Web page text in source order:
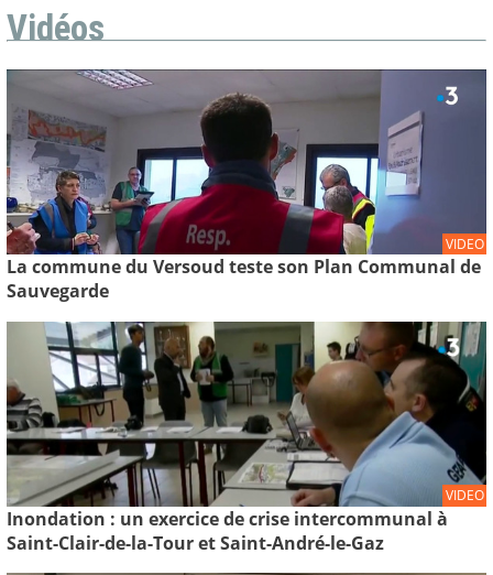
Vidéos
VIDEO
La commune du Versoud teste son Plan Communal de
Sauvegarde
VIDEO
Inondation : un exercice de crise intercommunal à
Saint-Clair-de-la-Tour et Saint-André-le-Gaz